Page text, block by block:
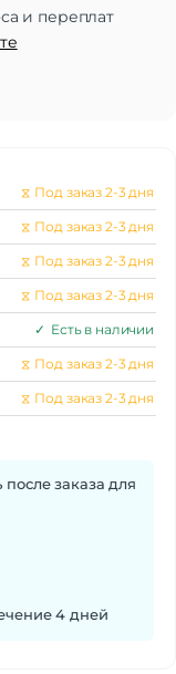
и переплат
⧖ Под заказ 2-3 дня
⧖ Под заказ 2-3 дня
⧖ Под заказ 2-3 дня
⧖ Под заказ 2-3 дня
✓ Есть в наличии
⧖ Под заказ 2-3 дня
⧖ Под заказ 2-3 дня
заказа для
4 дней